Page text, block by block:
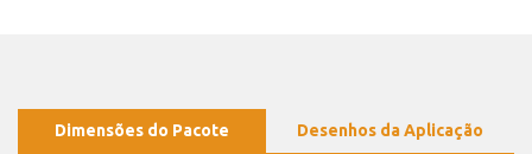
Dimensões do Pacote Desenhos da Aplicação